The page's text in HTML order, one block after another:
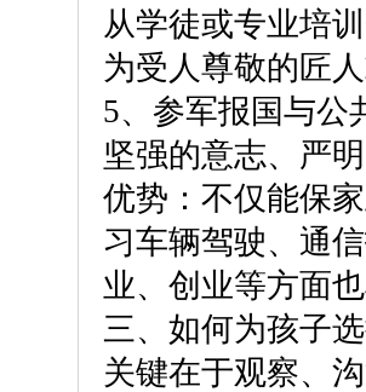
从学徒或专业培
为受人尊敬的匠
5、参军报国与公
坚强的意志、严
优势：不仅能保
习车辆驾驶、通
业、创业等方面
三、如何为孩子
关键在于观察、